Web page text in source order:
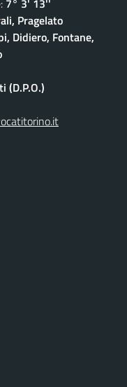
7° 3' 13''
Pragelato
Didiero, Fontane,
(D.P.O.)